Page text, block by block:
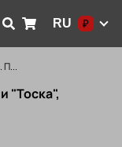
RU ₽
П...
"Тоска",